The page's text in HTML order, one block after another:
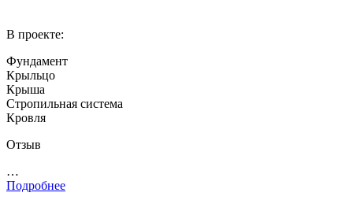
В проекте:
Фундамент
Крыльцо
Крыша
Стропильная система
Кровля
Отзыв
…
Подробнее